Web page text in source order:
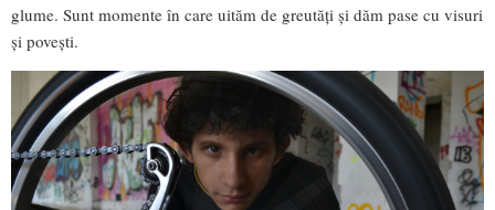
glume. Sunt momente în care uităm de greutăți și dăm pase cu visuri
și povești.